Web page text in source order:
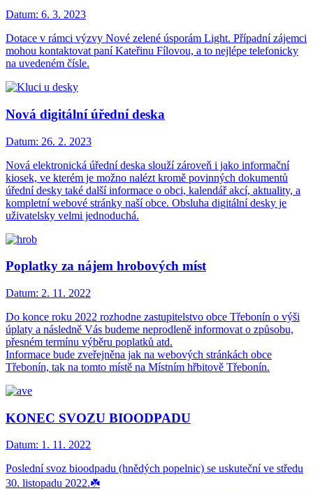
Datum: 6. 3. 2023
Dotace v rámci výzvy Nové zelené úsporám Light. Případní zájemci
mohou kontaktovat paní Kateřinu Fílovou, a to nejlépe telefonicky
na uvedeném čísle.
Nová digitální úřední deska
Datum: 26. 2. 2023
Nová elektronická úřední deska slouží zároveň i jako informační
kiosek, ve kterém je možno nalézt kromě povinných dokumentů
úřední desky také další informace o obci, kalendář akcí, aktuality, a
kompletní webové stránky naší obce. Obsluha digitální desky je
uživatelsky velmi jednoduchá.
Poplatky za nájem hrobových míst
Datum: 2. 11. 2022
Do konce roku 2022 rozhodne zastupitelstvo obce Třebonín o výši
úplaty a následně Vás budeme neprodleně informovat o způsobu,
přesném termínu výběru poplatků atd.
Informace bude zveřejněna jak na webových stránkách obce
Třebonín, tak na tomto místě na Místním hřbitově Třebonín.
KONEC SVOZU BIOODPADU
Datum: 1. 11. 2022
Poslední svoz bioodpadu (hnědých popelnic) se uskuteční ve středu
30. listopadu 2022.☘️